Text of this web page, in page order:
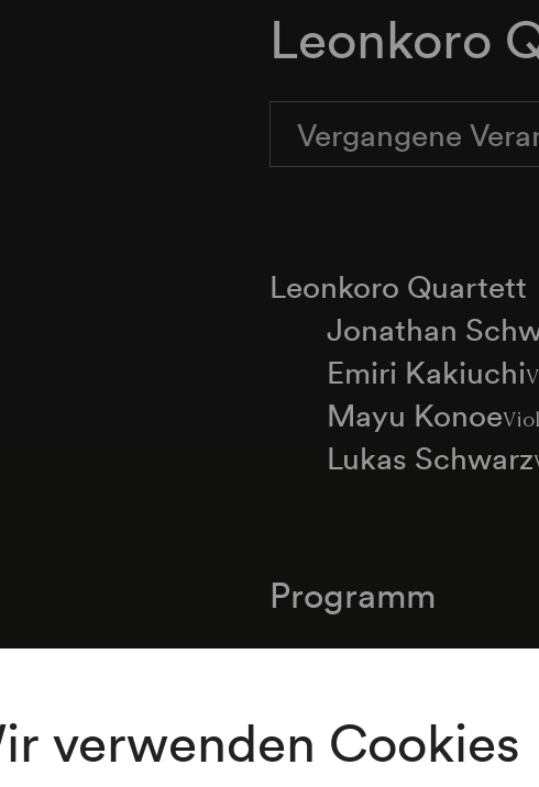
verwenden Cookies
Leonkoro
Vergangene
Leonkoro Quartett
Jonathan
Emiri Kakiuchi
Mayu Konoe
Lukas Schwarz
Programm
Felix Mendelssohn